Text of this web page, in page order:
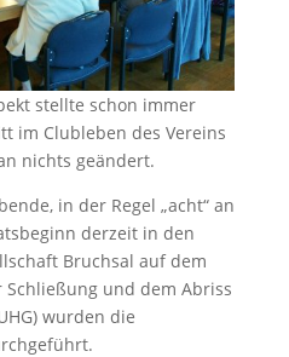
stellte schon immer
im Clubleben des Vereins
nichts geändert.
in der Regel „acht“ an
derzeit in den
Bruchsal auf dem
und dem Abriss
wurden die